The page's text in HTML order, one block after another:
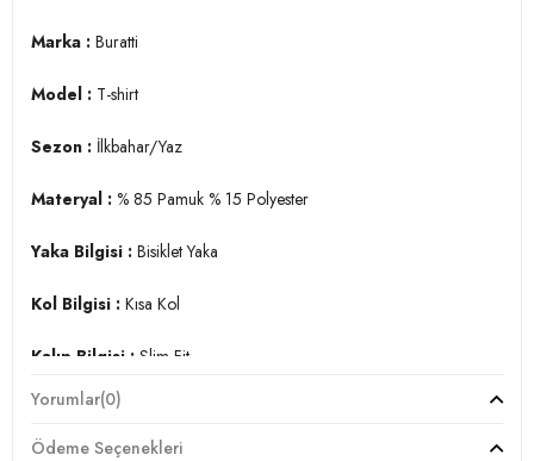
82 cm / Basen : 92 cm / Beden : L
3DY15902351.42
Marka : Buratti
Model : T-shirt
Sezon : İlkbahar/Yaz
Materyal : % 85 Pamuk % 15 Polyester
Yaka Bilgisi : Bisiklet Yaka
Kol Bilgisi : Kısa Kol
Kalıp Bilgisi : Slim Fit
Manken Ölçüsü :
cm / Bel : 82 cm / Basen : 92 cm / Beden : L
Yorumlar(0)
Ödeme Seçenekleri